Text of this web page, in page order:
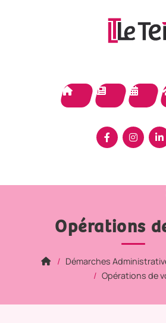
Opérations
Démarches
Opérations de